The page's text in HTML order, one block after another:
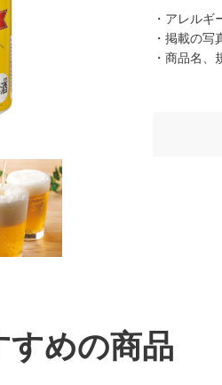
・アレルギ
・掲載の写
・商品名、
すめの商品